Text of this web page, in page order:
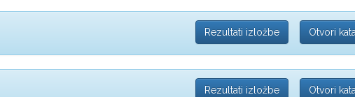
Rezultati izložbe Otvori
Rezultati izložbe Otvori